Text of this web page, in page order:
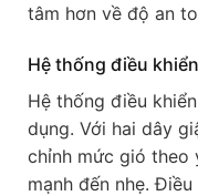
tâm hơn về độ an
Hệ thống điều khiển
Hệ thống điều
dụng. Với hai dây
chỉnh mức gió
mạnh đến nhẹ.